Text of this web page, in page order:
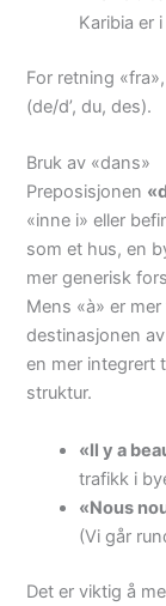
Karibia er
For retning
(de/d’, du, des).
Bruk av «dans»
Preposisjonen
«inne i» eller
som et hus, en
mer generisk
Mens «à» er
destinasjonen
en mer integrert
struktur.
«Il y a
trafikk i
«Nous
(Vi går
Det er viktig å